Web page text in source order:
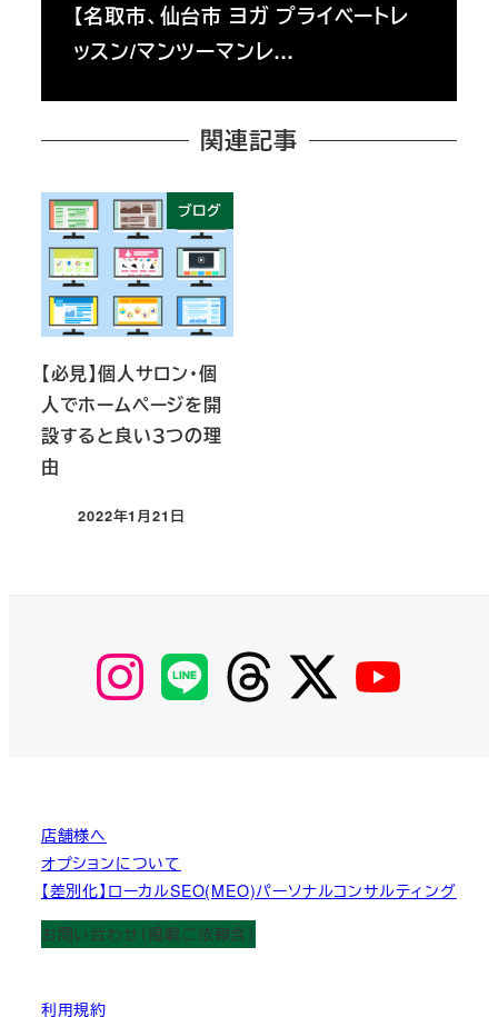
【名取市、仙台市 ヨガ プライベートレ
ッスン/マンツーマンレ…
関連記事
ブログ
【必見】個人サロン・個
人でホームページを開
設すると良い３つの理
由
投稿日
2022年1月21日
【Instagram】
MyKOBAKO
【LINE】 【threads】 【Twitter】
店舗様へ
オプションについて
【差別化】ローカルSEO(MEO)パーソナルコンサルティング
お問い合わせ（掲載ご依頼含）
利用規約